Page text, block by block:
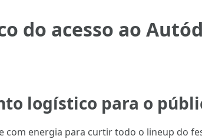
do acesso ao
logístico para o
com energia para curtir todo o lineup do